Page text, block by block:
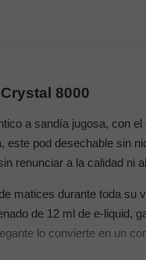
8000
a sandía jugosa, con
pod desechable sin
renunciar a la calidad ni
matices durante toda su
de 12 ml de e-liquid,
lo convierte en un